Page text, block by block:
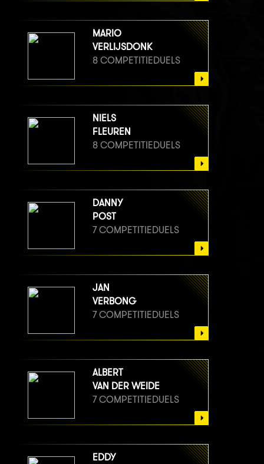
MARIO
VERLIJSDONK
8 COMPETITIEDUELS
NIELS
FLEUREN
8 COMPETITIEDUELS
DANNY
POST
7 COMPETITIEDUELS
JAN
VERBONG
7 COMPETITIEDUELS
ALBERT
VAN DER WEIDE
7 COMPETITIEDUELS
EDDY